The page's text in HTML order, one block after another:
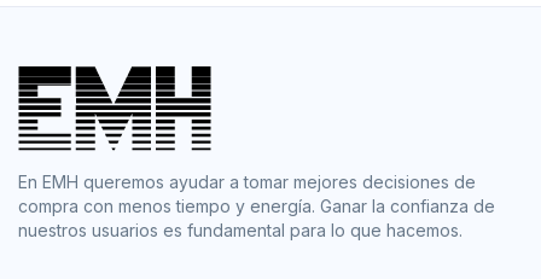
En EMH queremos ayudar a tomar mejores decisiones de
compra con menos tiempo y energía. Ganar la confianza de
nuestros usuarios es fundamental para lo que hacemos.